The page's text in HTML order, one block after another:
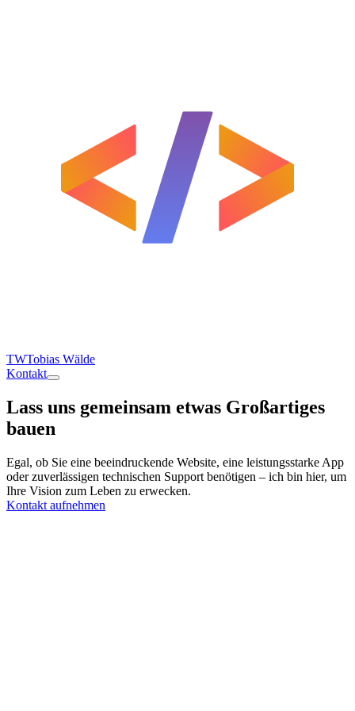
TWTobias Wälde
Kontakt
Lass uns gemeinsam etwas Großartiges
bauen
Egal, ob Sie eine beeindruckende Website, eine leistungsstarke App
oder zuverlässigen technischen Support benötigen – ich bin hier, um
Ihre Vision zum Leben zu erwecken.
Kontakt aufnehmen